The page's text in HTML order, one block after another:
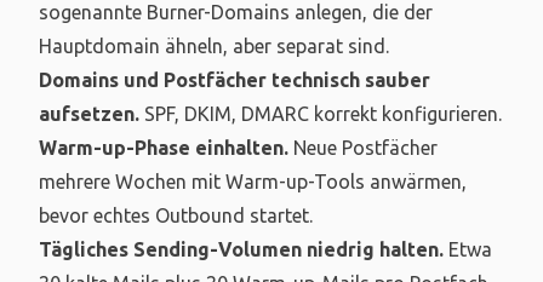
sogenannte Burner-Domains anlegen, die der
Hauptdomain ähneln, aber separat sind.
Domains und Postfächer technisch sauber
aufsetzen. SPF, DKIM, DMARC korrekt konfigurieren.
Warm-up-Phase einhalten. Neue Postfächer
mehrere Wochen mit Warm-up-Tools anwärmen,
bevor echtes Outbound startet.
Tägliches Sending-Volumen niedrig halten. Etwa